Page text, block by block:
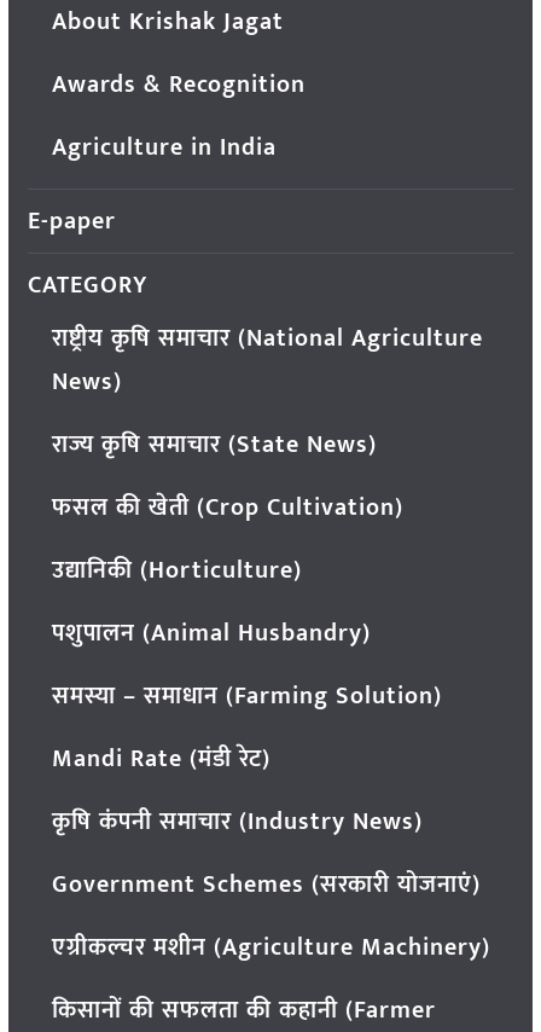
About Krishak Jagat
Awards & Recognition
Agriculture in India
E-paper
CATEGORY
राष्ट्रीय कृषि समाचार (National Agriculture
News)
राज्य कृषि समाचार (State News)
फसल की खेती (Crop Cultivation)
उद्यानिकी (Horticulture)
पशुपालन (Animal Husbandry)
समस्या – समाधान (Farming Solution)
Mandi Rate (मंडी रेट)
कृषि कंपनी समाचार (Industry News)
Government Schemes (सरकारी योजनाएं)
एग्रीकल्चर मशीन (Agriculture Machinery)
किसानों की सफलता की कहानी (Farmer